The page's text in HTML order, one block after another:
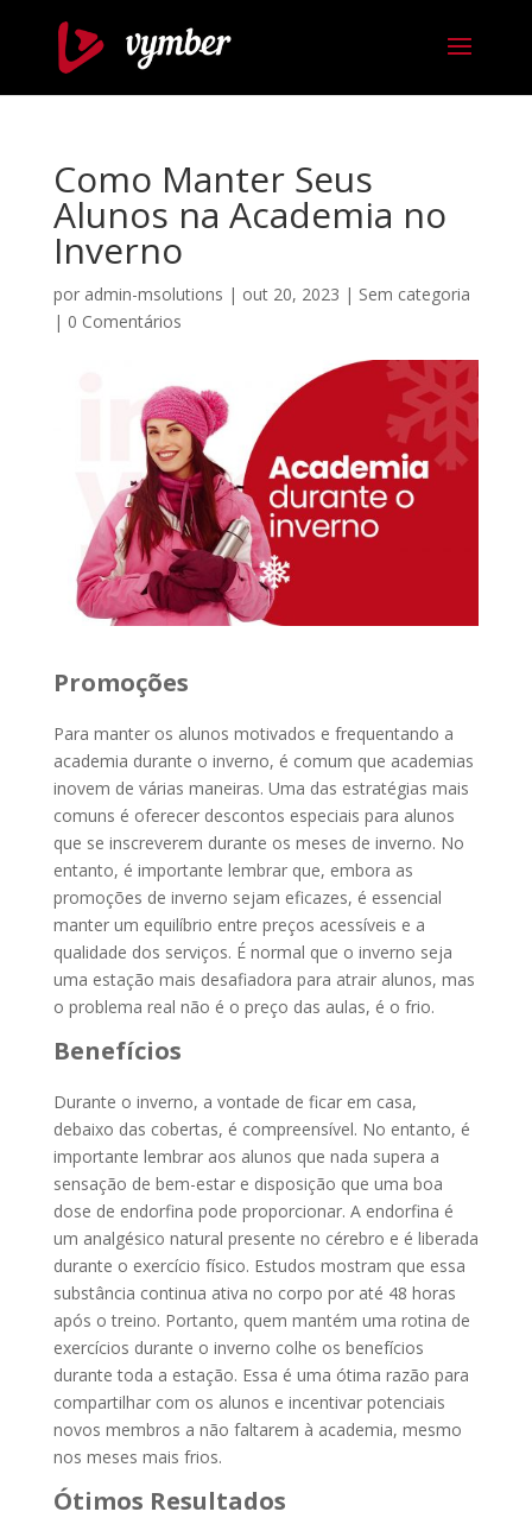
Como Manter Seus
Alunos na Academia no
Inverno
por admin-msolutions | out 20, 2023 | Sem categoria
| 0 Comentários
Promoções
Para manter os alunos motivados e frequentando a
academia durante o inverno, é comum que academias
inovem de várias maneiras. Uma das estratégias mais
comuns é oferecer descontos especiais para alunos
que se inscreverem durante os meses de inverno. No
entanto, é importante lembrar que, embora as
promoções de inverno sejam eficazes, é essencial
manter um equilíbrio entre preços acessíveis e a
qualidade dos serviços. É normal que o inverno seja
uma estação mais desafiadora para atrair alunos, mas
o problema real não é o preço das aulas, é o frio.
Benefícios
Durante o inverno, a vontade de ficar em casa,
debaixo das cobertas, é compreensível. No entanto, é
importante lembrar aos alunos que nada supera a
sensação de bem-estar e disposição que uma boa
dose de endorfina pode proporcionar. A endorfina é
um analgésico natural presente no cérebro e é liberada
durante o exercício físico. Estudos mostram que essa
substância continua ativa no corpo por até 48 horas
após o treino. Portanto, quem mantém uma rotina de
exercícios durante o inverno colhe os benefícios
durante toda a estação. Essa é uma ótima razão para
compartilhar com os alunos e incentivar potenciais
novos membros a não faltarem à academia, mesmo
nos meses mais frios.
Ótimos Resultados